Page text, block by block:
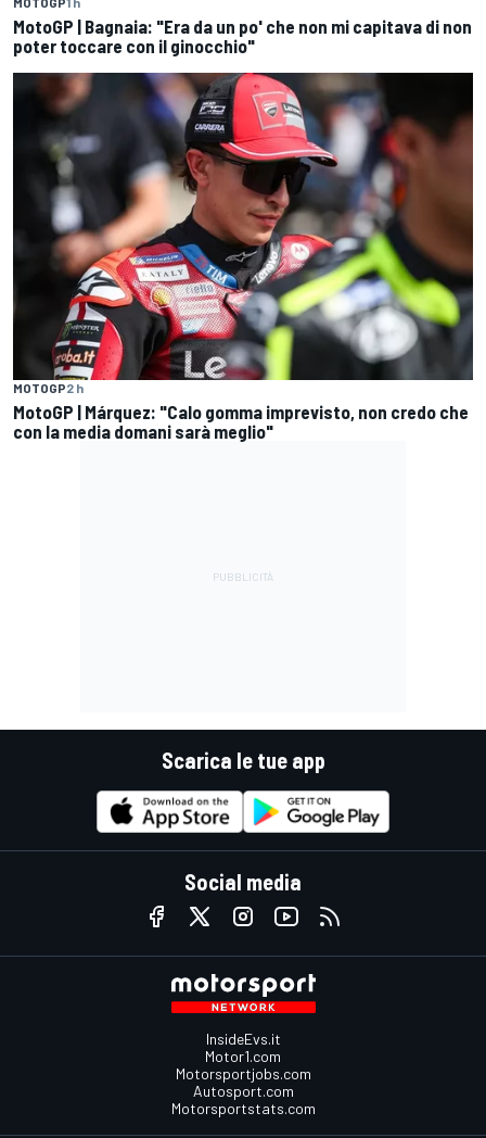
MotoGP | Bagnaia: "Era da un po' che non mi capitava di non
poter toccare con il ginocchio"
MOTOGP2 h
MotoGP | Márquez: "Calo gomma imprevisto, non credo che
con la media domani sarà meglio"
Scarica le tue app
Social media
InsideEvs.it
Motor1.com
Motorsportjobs.com
Autosport.com
Motorsportstats.com